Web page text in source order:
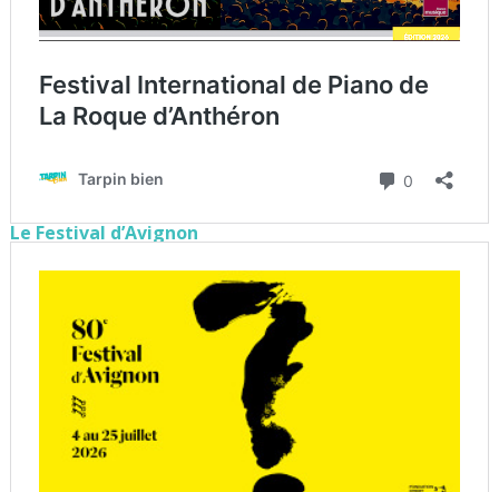
Le Festival d’Avignon